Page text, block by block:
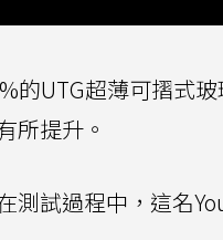
的UTG超薄可摺式
所提升。
測試過程中，這名